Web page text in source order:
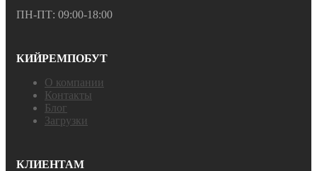
ПН-ПТ: 09:00-18:00
КИЙРЕМПОБУТ
О компании
Контакты
Блог
Загрузки
КЛИЕНТАМ